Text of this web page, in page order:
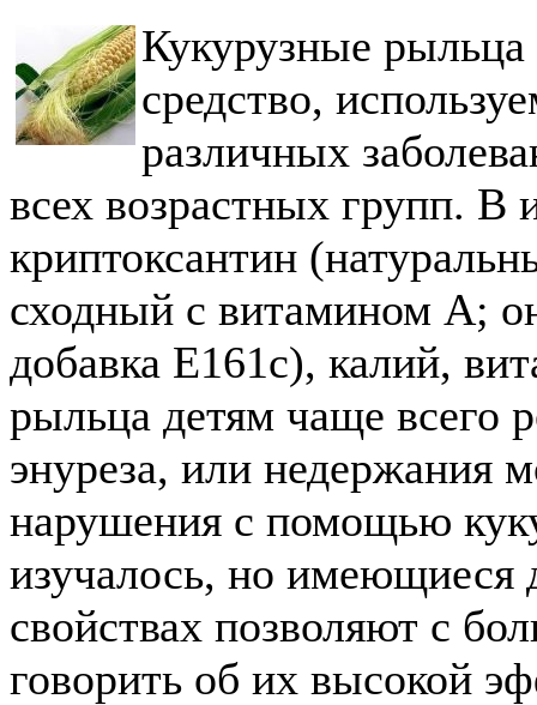
Кукурузные рыльца
средство,
различных
всех возрастных групп. В
криптоксантин
сходный с витамином А;
добавка Е161с), калий,
рыльца детям чаще всего
энуреза, или недержания
нарушения с помощью
изучалось, но имеющиеся
свойствах позволяют с
говорить об их высокой